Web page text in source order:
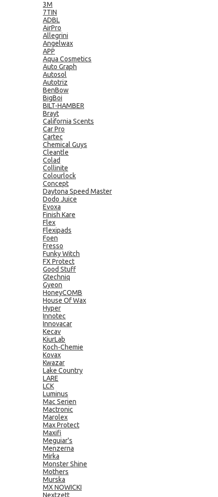
3M
7TIN
ADBL
AirPro
Allegrini
Angelwax
APP
Aqua Cosmetics
Auto Graph
Autosol
Autotriz
BenBow
BigBoi
BILT-HAMBER
Brayt
California Scents
Car Pro
Cartec
Chemical Guys
Cleantle
Colad
Collinite
Colourlock
Concept
Daytona Speed Master
Dodo Juice
Evoxa
Finish Kare
Flex
Flexipads
Foen
Fresso
Funky Witch
FX Protect
Good Stuff
Gtechniq
Gyeon
HoneyCOMB
House Of Wax
Hyper
Innotec
Innovacar
Kecav
KiurLab
Koch-Chemie
Kovax
Kwazar
Lake Country
LARE
LCK
Luminus
Mac Serien
Mactronic
Marolex
Max Protect
Maxifi
Meguiar's
Menzerna
Mirka
Monster Shine
Mothers
Murska
MX NOWICKI
Nextzett